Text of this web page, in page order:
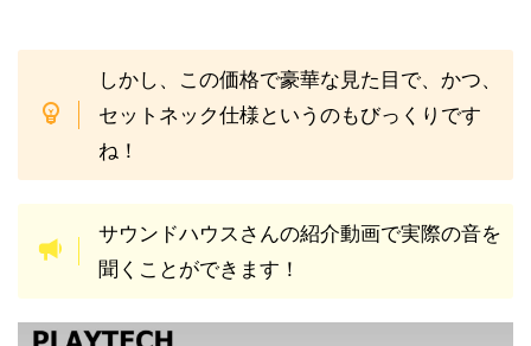
しかし、この価格で豪華な見た目で、かつ、
セットネック仕様というのもびっくりです
ね！
サウンドハウスさんの紹介動画で実際の音を
聞くことができます！